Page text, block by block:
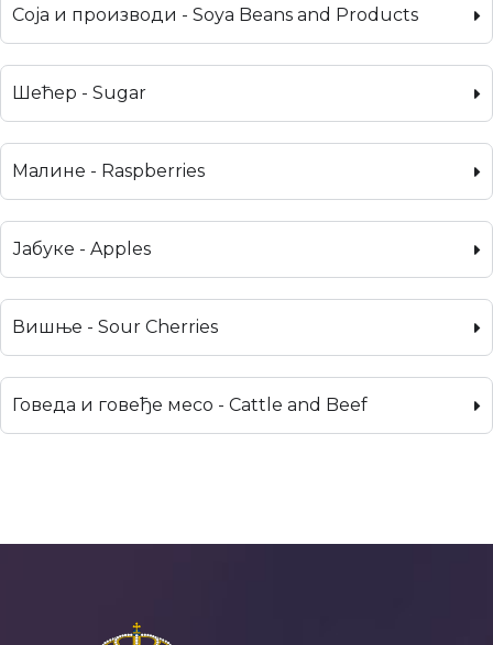
Соја и производи - Soya Beans and Products
Шећер - Sugar
Малине - Raspberries
Јабуке - Apples
Вишње - Sour Cherries
Говеда и говеђе месо - Cattle and Beef